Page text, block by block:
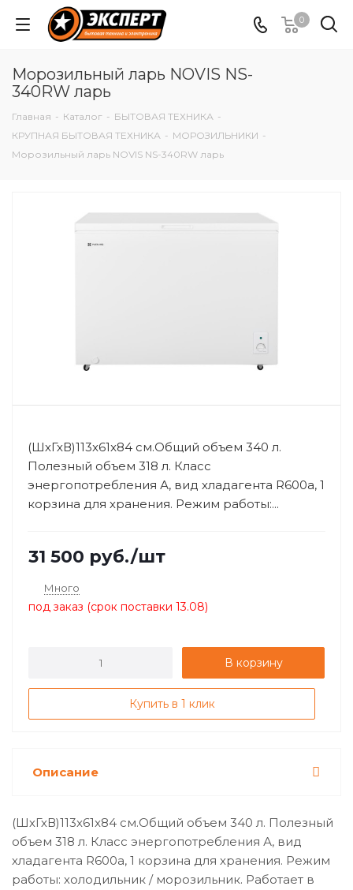
0
Морозильный ларь NOVIS NS-
340RW ларь
Главная - Каталог - БЫТОВАЯ ТЕХНИКА -
КРУПНАЯ БЫТОВАЯ ТЕХНИКА - МОРОЗИЛЬНИКИ -
Морозильный ларь NOVIS NS-340RW ларь
(ШхГхВ)113x61x84 см.Общий объем 340 л.
Полезный объем 318 л. Класс
энергопотребления А, вид хладагента R600a, 1
корзина для хранения. Режим работы:...
31 500 руб./шт
Много
под заказ (срок поставки 13.08)
В корзину
Купить в 1 клик
Описание
(ШхГхВ)113x61x84 см.Общий объем 340 л. Полезный
объем 318 л. Класс энергопотребления А, вид
хладагента R600a, 1 корзина для хранения. Режим
работы: холодильник / морозильник. Работает в